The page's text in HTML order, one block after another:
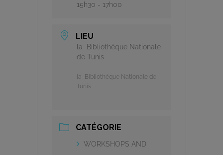
15h30 - 17h00
LIEU
la Bibliothèque Nationale
de Tunis
la Bibliothèque Nationale de
Tunis
CATÉGORIE
WORKSHOPS AND